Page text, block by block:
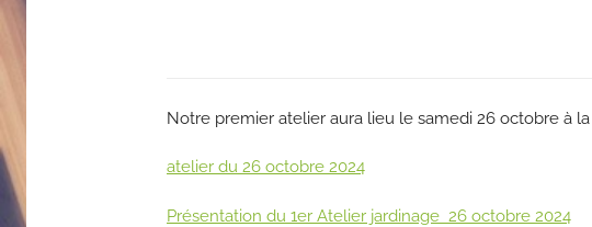
Notre premier atelier aura lieu le samedi 26 octobre à
atelier du 26 octobre 2024
Présentation du 1er Atelier jardinage 26 octobre 2024